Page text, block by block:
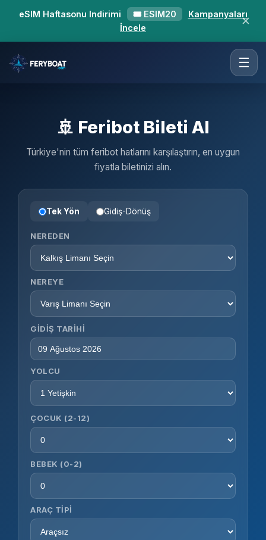
eSIM Haftasonu Indirimi 🎟 ESIM20
Kampanyaları
İncele
✕
☰
🚢 Feribot Bileti Al
Türkiye'nin tüm feribot hatlarını karşılaştırın, en uygun
fiyatla biletinizi alın.
Tek Yön Gidiş-Dönüş
NEREDEN
NEREYE
GIDIŞ TARIHI
YOLCU
ÇOCUK (2-12)
BEBEK (0-2)
ARAÇ TIPI